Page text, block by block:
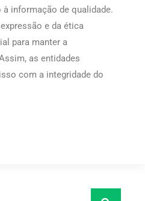
informação de qualidade.
e da ética
para manter a
as entidades
com a integridade do